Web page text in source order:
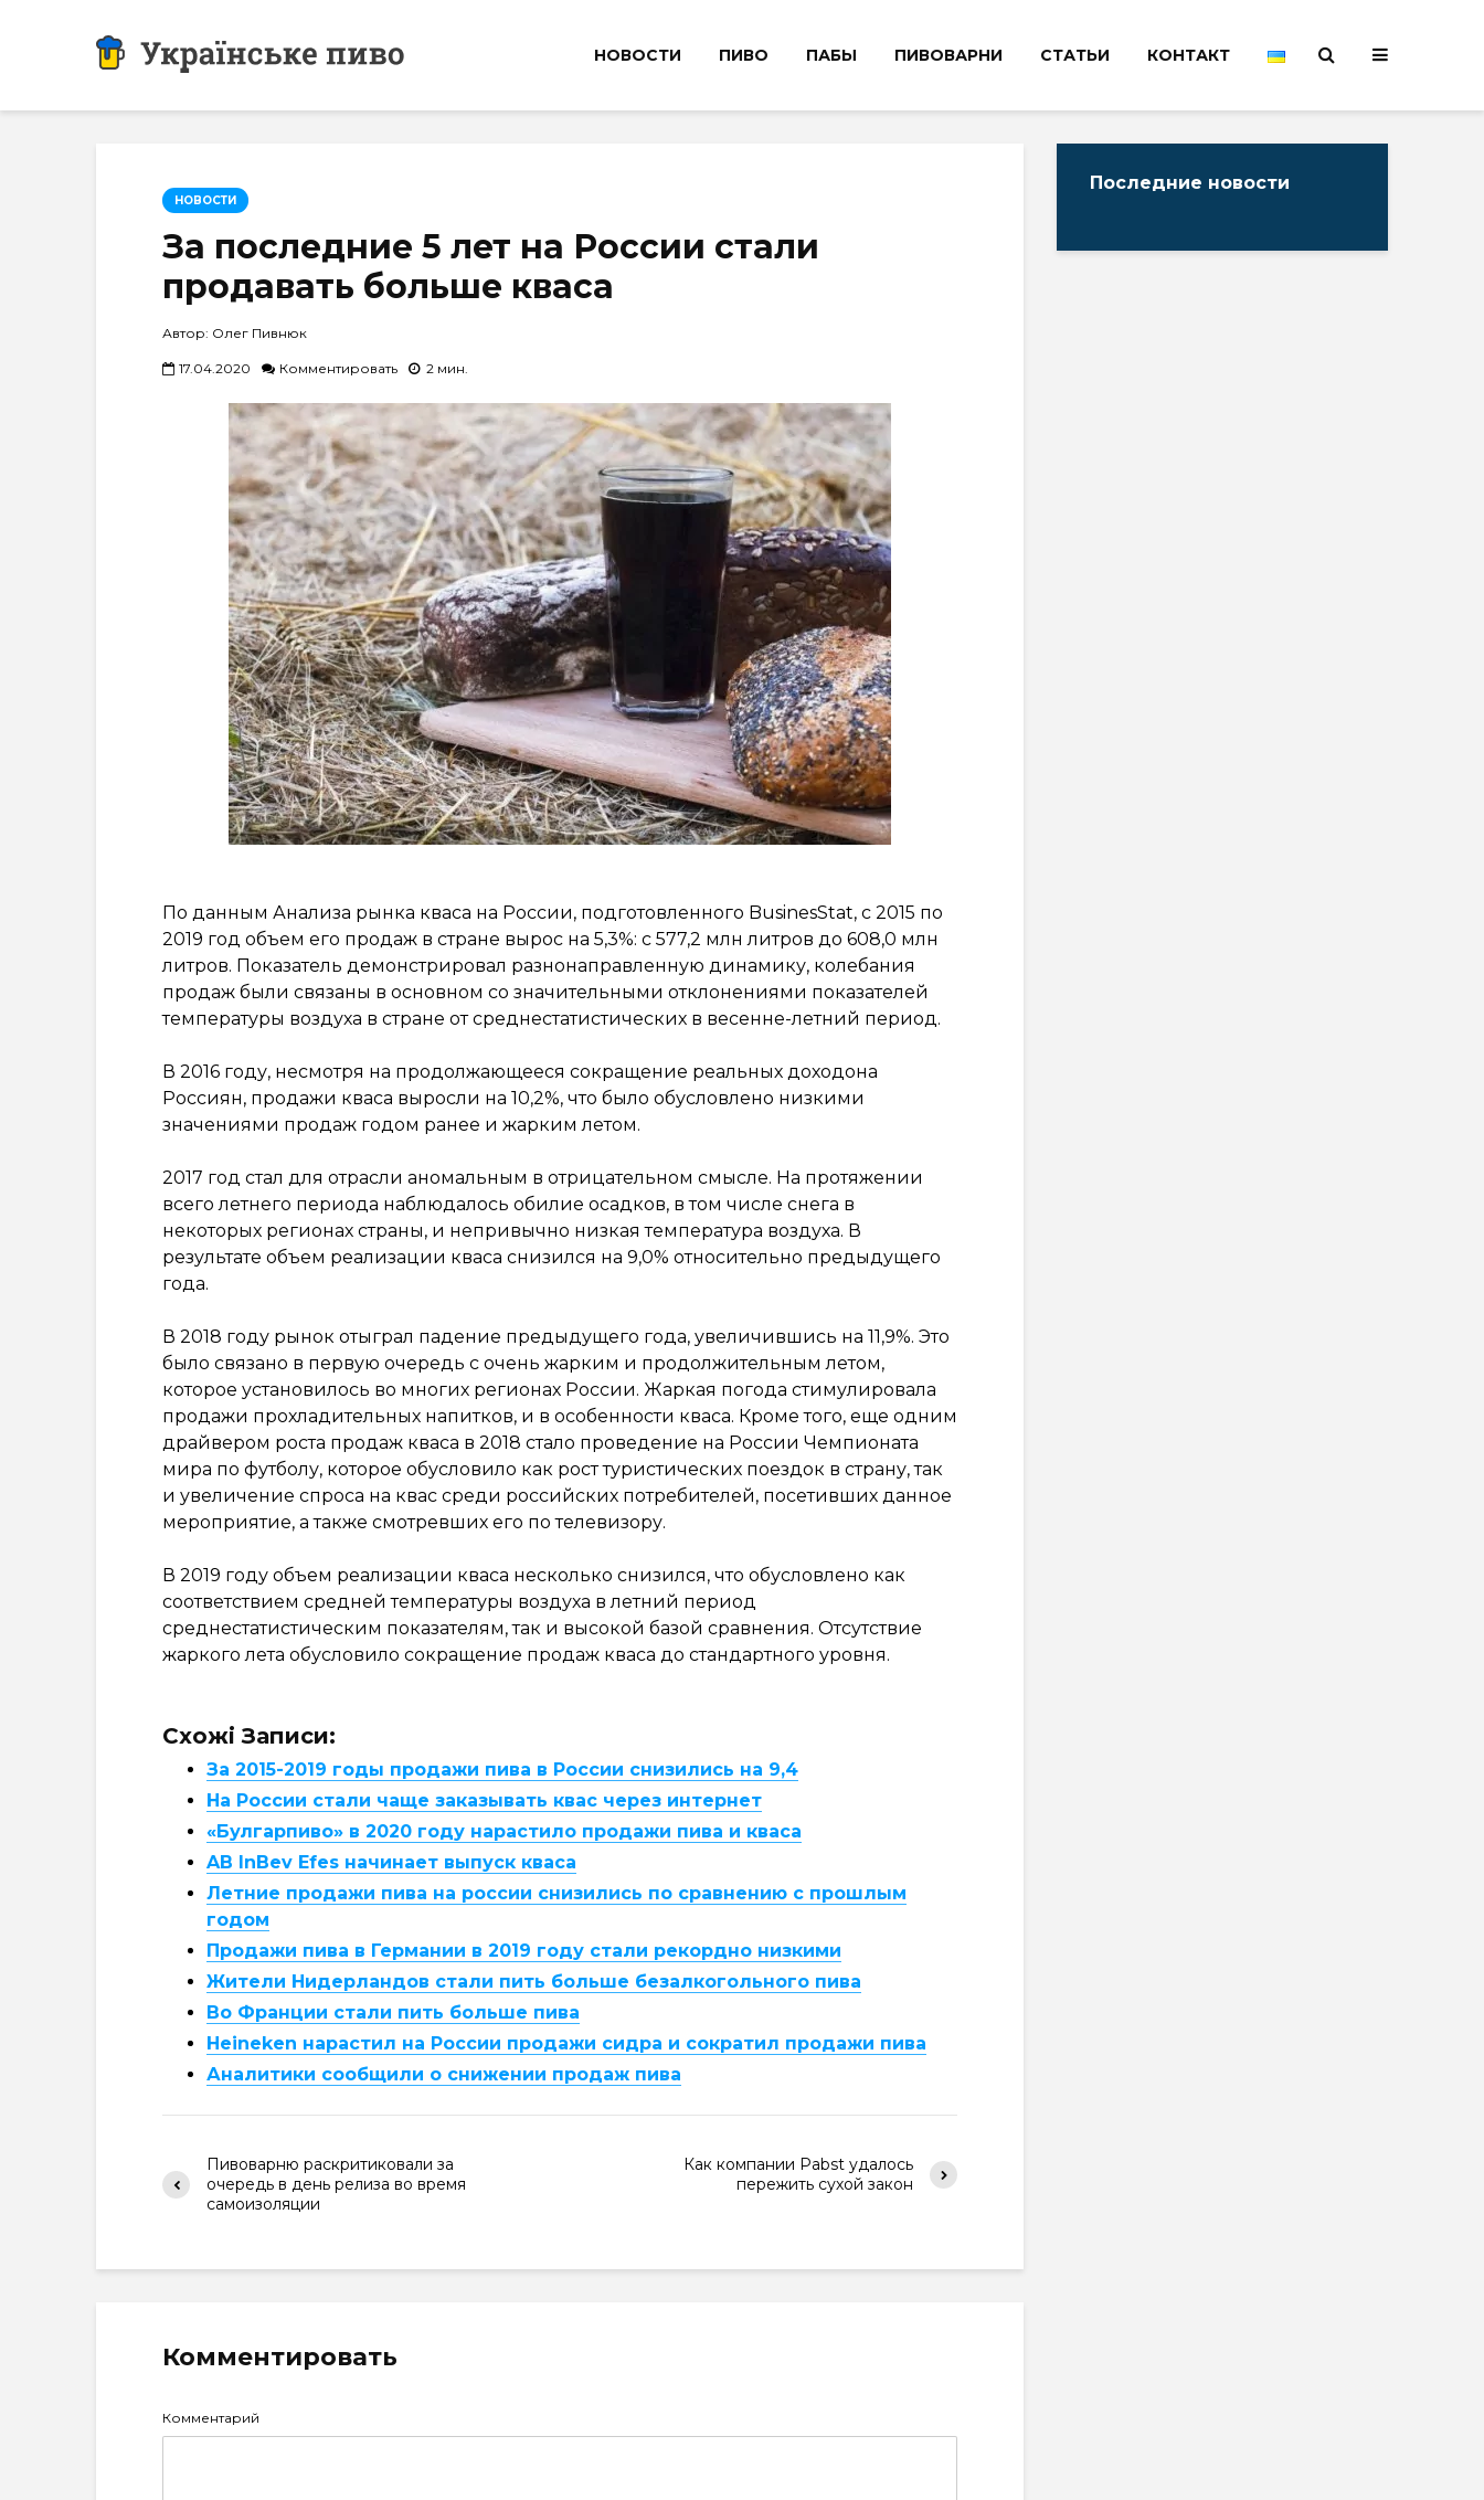
НОВОСТИ ПИВО ПАБЫ ПИВОВАРНИ СТАТЬИ КОНТАКТ
НОВОСТИ
За последние 5 лет на России стали
продавать больше кваса
Автор: Олег Пивнюк
17.04.2020 Комментировать 2 мин.
По данным Анализа рынка кваса на России, подготовленного BusinesStat, с 2015 по
2019 год объем его продаж в стране вырос на 5,3%: с 577,2 млн литров до 608,0 млн
литров. Показатель демонстрировал разнонаправленную динамику, колебания
продаж были связаны в основном со значительными отклонениями показателей
температуры воздуха в стране от среднестатистических в весенне-летний период.
В 2016 году, несмотря на продолжающееся сокращение реальных доходона
Россиян, продажи кваса выросли на 10,2%, что было обусловлено низкими
значениями продаж годом ранее и жарким летом.
2017 год стал для отрасли аномальным в отрицательном смысле. На протяжении
всего летнего периода наблюдалось обилие осадков, в том числе снега в
некоторых регионах страны, и непривычно низкая температура воздуха. В
результате объем реализации кваса снизился на 9,0% относительно предыдущего
года.
В 2018 году рынок отыграл падение предыдущего года, увеличившись на 11,9%. Это
было связано в первую очередь с очень жарким и продолжительным летом,
которое установилось во многих регионах России. Жаркая погода стимулировала
продажи прохладительных напитков, и в особенности кваса. Кроме того, еще одним
драйвером роста продаж кваса в 2018 стало проведение на России Чемпионата
мира по футболу, которое обусловило как рост туристических поездок в страну, так
и увеличение спроса на квас среди российских потребителей, посетивших данное
мероприятие, а также смотревших его по телевизору.
В 2019 году объем реализации кваса несколько снизился, что обусловлено как
соответствием средней температуры воздуха в летний период
среднестатистическим показателям, так и высокой базой сравнения. Отсутствие
жаркого лета обусловило сокращение продаж кваса до стандартного уровня.
Схожі Записи:
За 2015-2019 годы продажи пива в России снизились на 9,4
На России стали чаще заказывать квас через интернет
«Булгарпиво» в 2020 году нарастило продажи пива и кваса
AB InBev Efes начинает выпуск кваса
Летние продажи пива на россии снизились по сравнению с прошлым
годом
Продажи пива в Германии в 2019 году стали рекордно низкими
Жители Нидерландов стали пить больше безалкогольного пива
Во Франции стали пить больше пива
Heineken нарастил на России продажи сидра и сократил продажи пива
Аналитики сообщили о снижении продаж пива
Пивоварню раскритиковали за
очередь в день релиза во время
самоизоляции
Как компании Pabst удалось
пережить сухой закон
Комментировать
Комментарий
Последние новости